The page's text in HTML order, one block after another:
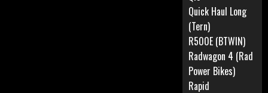
Quick Haul Long
(Tern)
R500E (BTWIN)
Radwagon 4 (Rad
Power Bikes)
Rapid